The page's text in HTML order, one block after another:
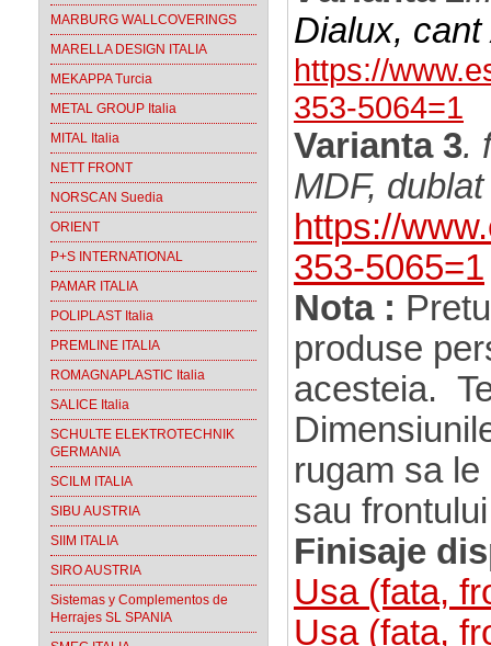
MARBURG WALLCOVERINGS
MARELLA DESIGN ITALIA
MEKAPPA Turcia
METAL GROUP Italia
MITAL Italia
NETT FRONT
NORSCAN Suedia
ORIENT
P+S INTERNATIONAL
PAMAR ITALIA
POLIPLAST Italia
PREMLINE ITALIA
ROMAGNAPLASTIC Italia
SALICE Italia
SCHULTE ELEKTROTECHNIK
GERMANIA
SCILM ITALIA
SIBU AUSTRIA
SIIM ITALIA
SIRO AUSTRIA
Sistemas y Complementos de
Herrajes SL SPANIA
Dialux,
https://
353-5064=1
Varianta 3.
MDF,
https://
353-5065=1
Nota :
produse
acesteia.
rugam sa
sau
Finisaje
Usa (fata,
Usa (fata,